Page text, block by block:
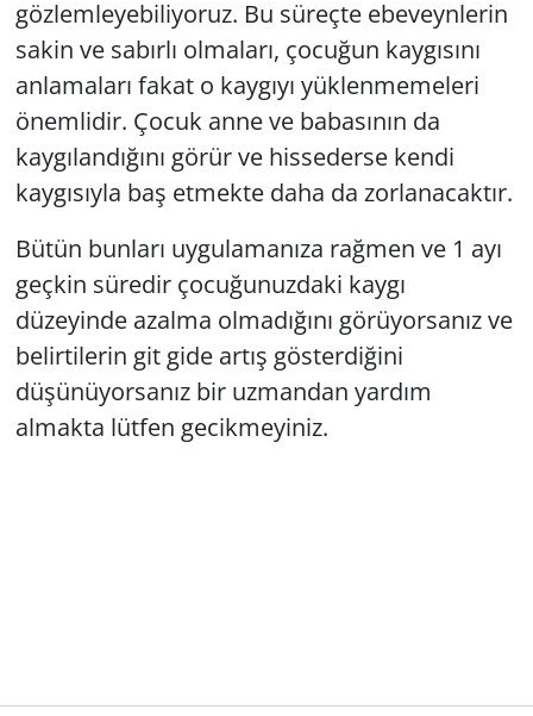
gözlemleyebiliyoruz. Bu süreçte ebeveynlerin
sakin ve sabırlı olmaları, çocuğun kaygısını
anlamaları fakat o kaygıyı yüklenmemeleri
önemlidir. Çocuk anne ve babasının da
kaygılandığını görür ve hissederse kendi
kaygısıyla baş etmekte daha da zorlanacaktır.
Bütün bunları uygulamanıza rağmen ve 1 ayı
geçkin süredir çocuğunuzdaki kaygı
düzeyinde azalma olmadığını görüyorsanız ve
belirtilerin git gide artış gösterdiğini
düşünüyorsanız bir uzmandan yardım
almakta lütfen gecikmeyiniz.